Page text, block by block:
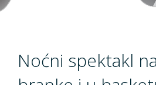
Noćni spektakl